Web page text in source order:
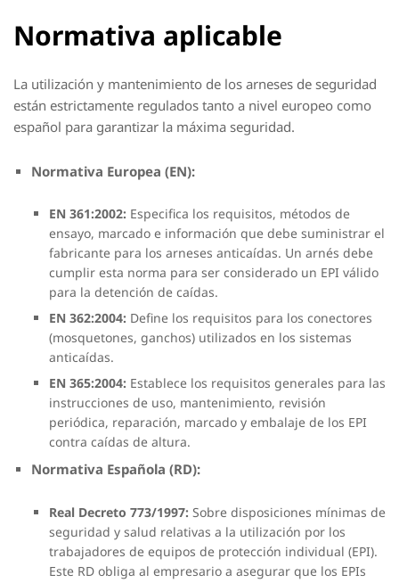
Normativa aplicable
La utilización y mantenimiento de los arneses de seguridad
están estrictamente regulados tanto a nivel europeo como
español para garantizar la máxima seguridad.
Normativa Europea (EN):
EN 361:2002: Especifica los requisitos, métodos de
ensayo, marcado e información que debe suministrar el
fabricante para los arneses anticaídas. Un arnés debe
cumplir esta norma para ser considerado un EPI válido
para la detención de caídas.
EN 362:2004: Define los requisitos para los conectores
(mosquetones, ganchos) utilizados en los sistemas
anticaídas.
EN 365:2004: Establece los requisitos generales para las
instrucciones de uso, mantenimiento, revisión
periódica, reparación, marcado y embalaje de los EPI
contra caídas de altura.
Normativa Española (RD):
Real Decreto 773/1997: Sobre disposiciones mínimas de
seguridad y salud relativas a la utilización por los
trabajadores de equipos de protección individual (EPI).
Este RD obliga al empresario a asegurar que los EPIs